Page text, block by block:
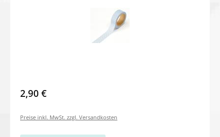
2,90 €
Preise inkl. MwSt. zzgl. Versandkosten